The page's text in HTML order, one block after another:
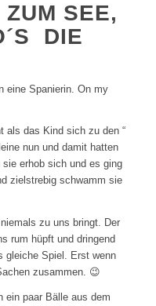
SEE,
DIE
eine Spanierin. On my
als das Kind sich zu den “
nun und damit hatten
erhob sich und es ging
zielstrebig schwamm sie
zu uns bringt. Der
rum hüpft und dringend
gleiche Spiel. Erst wenn
zusammen. 😉
ein paar Bälle aus dem